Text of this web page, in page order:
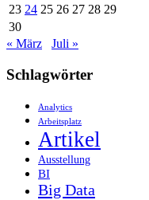
23 24 25 26 27 28 29
30
« März
Juli »
Schlagwörter
Analytics
Arbeitsplatz
Artikel
Ausstellung
BI
Big Data